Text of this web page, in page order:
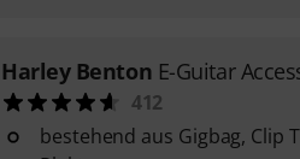
Harley Benton E-Guitar
412
bestehend aus Gigbag, Clip